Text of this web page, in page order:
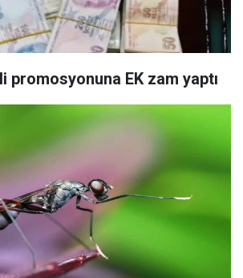
promosyonuna EK zam yaptı